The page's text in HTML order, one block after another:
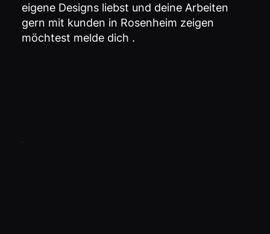
eigene Designs liebst und deine Arbeiten
gern mit kunden in Rosenheim zeigen
möchtest melde dich .